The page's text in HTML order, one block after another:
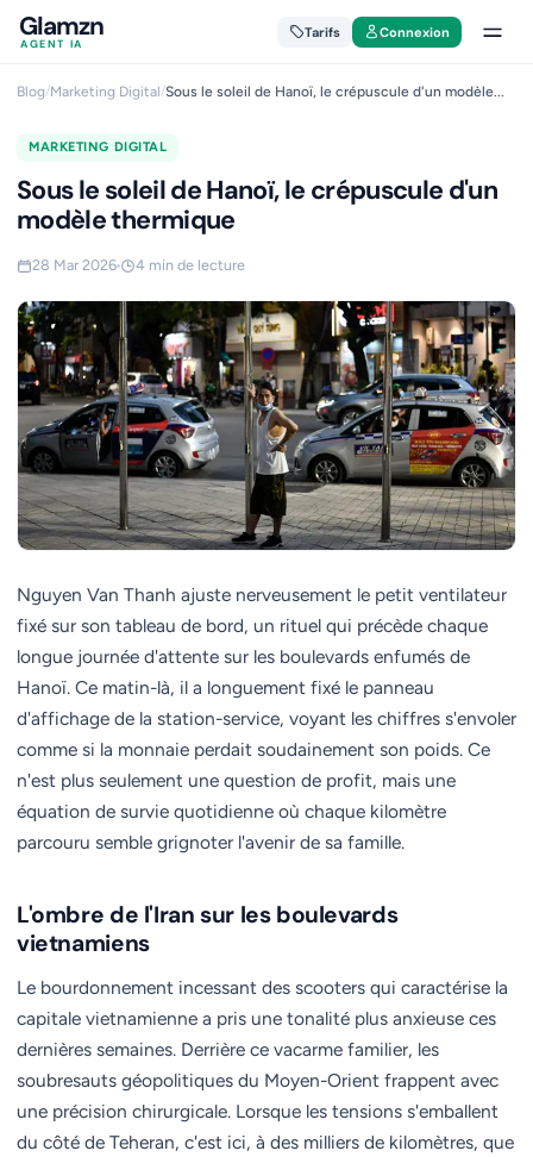
Glamzn
AGENT IA
Tarifs Connexion
Blog/Marketing Digital/Sous le soleil de Hanoï, le crépuscule d'un modèle...
MARKETING DIGITAL
Sous le soleil de Hanoï, le crépuscule d'un
modèle thermique
28 Mar 2026 4 min de lecture
Nguyen Van Thanh ajuste nerveusement le petit ventilateur
fixé sur son tableau de bord, un rituel qui précède chaque
longue journée d'attente sur les boulevards enfumés de
Hanoï. Ce matin-là, il a longuement fixé le panneau
d'affichage de la station-service, voyant les chiffres s'envoler
comme si la monnaie perdait soudainement son poids. Ce
n'est plus seulement une question de profit, mais une
équation de survie quotidienne où chaque kilomètre
parcouru semble grignoter l'avenir de sa famille.
L'ombre de l'Iran sur les boulevards
vietnamiens
Le bourdonnement incessant des scooters qui caractérise la
capitale vietnamienne a pris une tonalité plus anxieuse ces
dernières semaines. Derrière ce vacarme familier, les
soubresauts géopolitiques du Moyen-Orient frappent avec
une précision chirurgicale. Lorsque les tensions s'emballent
du côté de Teheran, c'est ici, à des milliers de kilomètres, que